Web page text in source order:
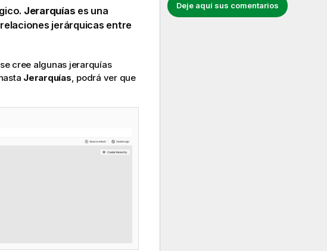
Deje aquí sus comentarios
Jerarquías es una
jerárquicas entre
cree algunas jerarquías
Jerarquías, podrá ver que